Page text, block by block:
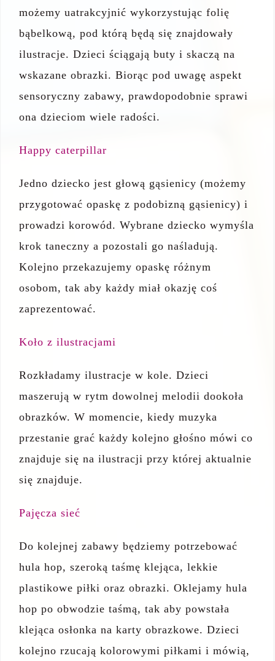
możemy uatrakcyjnić wykorzystując folię
bąbelkową, pod którą będą się znajdowały
ilustracje. Dzieci ściągają buty i skaczą na
wskazane obrazki. Biorąc pod uwagę aspekt
sensoryczny zabawy, prawdopodobnie sprawi
ona dzieciom wiele radości.
Happy caterpillar
Jedno dziecko jest głową gąsienicy (możemy
przygotować opaskę z podobizną gąsienicy) i
prowadzi korowód. Wybrane dziecko wymyśla
krok taneczny a pozostali go naśladują.
Kolejno przekazujemy opaskę różnym
osobom, tak aby każdy miał okazję coś
zaprezentować.
Koło z ilustracjami
Rozkładamy ilustracje w kole. Dzieci
maszerują w rytm dowolnej melodii dookoła
obrazków. W momencie, kiedy muzyka
przestanie grać każdy kolejno głośno mówi co
znajduje się na ilustracji przy której aktualnie
się znajduje.
Pajęcza sieć
Do kolejnej zabawy będziemy potrzebować
hula hop, szeroką taśmę klejąca, lekkie
plastikowe piłki oraz obrazki. Oklejamy hula
hop po obwodzie taśmą, tak aby powstała
klejąca osłonka na karty obrazkowe. Dzieci
kolejno rzucają kolorowymi piłkami i mówią,